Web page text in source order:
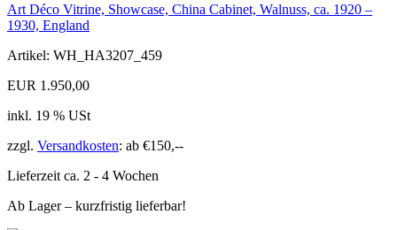
Art Déco Vitrine, Showcase, China Cabinet, Walnuss, ca. 1920 –
1930, England
Artikel: WH_HA3207_459
EUR 1.950,00
inkl. 19 % USt
zzgl. Versandkosten: ab €150,--
Lieferzeit ca. 2 - 4 Wochen
Ab Lager – kurzfristig lieferbar!